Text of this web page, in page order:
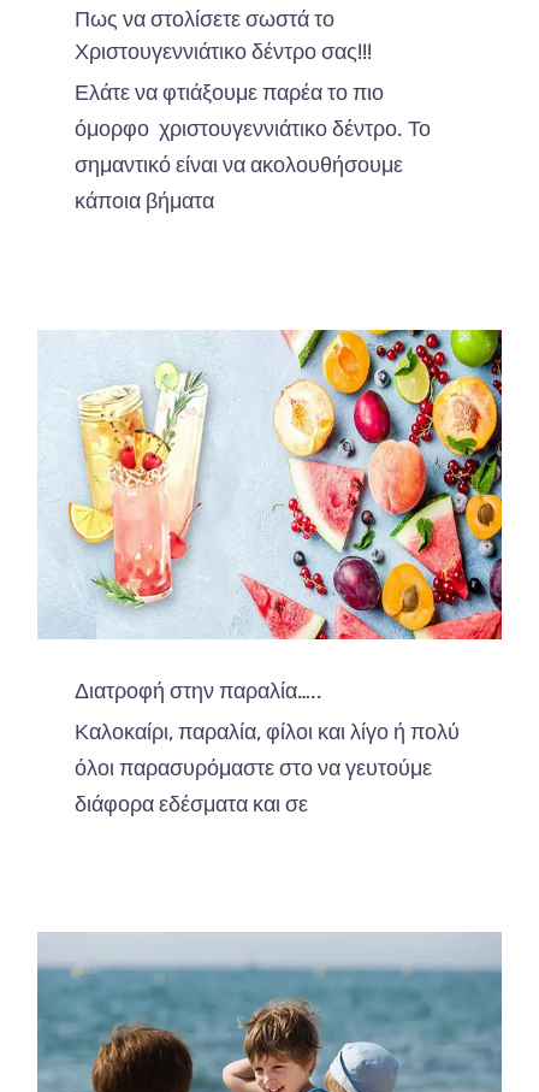
Πως να στολίσετε σωστά το
Χριστουγεννιάτικο δέντρο σας!!!
Ελάτε να φτιάξουμε παρέα το πιο
όμορφο χριστουγεννιάτικο δέντρο. Το
σημαντικό είναι να ακολουθήσουμε
κάποια βήματα
Διατροφή στην παραλία…..
Καλοκαίρι, παραλία, φίλοι και λίγο ή πολύ
όλοι παρασυρόμαστε στο να γευτούμε
διάφορα εδέσματα και σε